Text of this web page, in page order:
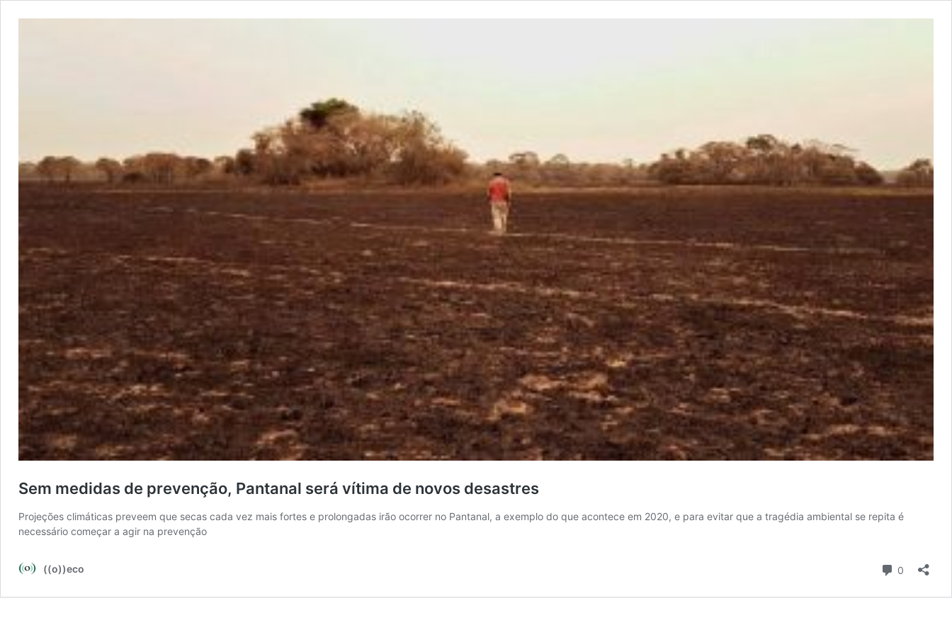
Sem medidas de prevenção, Pantanal será vítima de novos desastres
Projeções climáticas preveem que secas cada vez mais fortes e prolongadas irão ocorrer no Pantanal, a exemplo do que acontece em 2020, e para evitar que a tragédia ambiental se repita é
necessário começar a agir na prevenção
((o))eco 0